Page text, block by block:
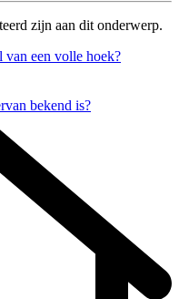
zijn aan dit onderwerp.
van een volle hoek?
bekend is?